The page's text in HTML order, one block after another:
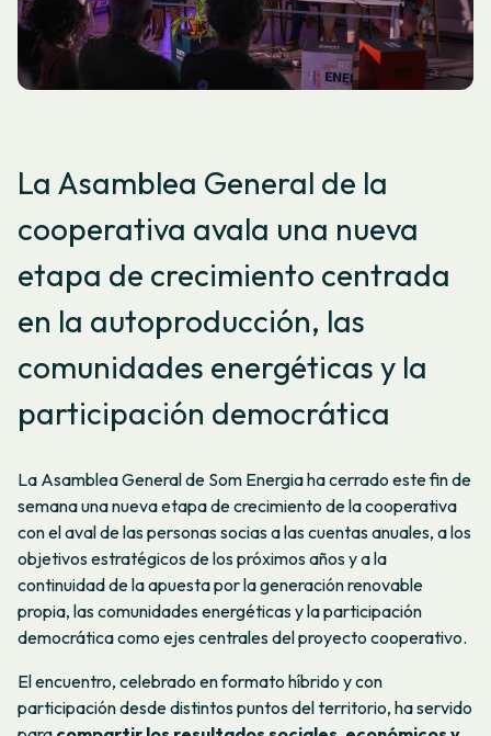
La Asamblea General de la
cooperativa avala una nueva
etapa de crecimiento centrada
en la autoproducción, las
comunidades energéticas y la
participación democrática
La Asamblea General de Som Energia ha cerrado este fin de
semana una nueva etapa de crecimiento de la cooperativa
con el aval de las personas socias a las cuentas anuales, a los
objetivos estratégicos de los próximos años y a la
continuidad de la apuesta por la generación renovable
propia, las comunidades energéticas y la participación
democrática como ejes centrales del proyecto cooperativo.
El encuentro, celebrado en formato híbrido y con
participación desde distintos puntos del territorio, ha servido